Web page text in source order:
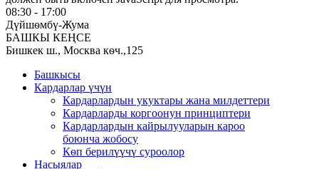
08:30 - 17:00
Дүйшѳмбү-Жума
БАШКЫ КЕҢСЕ
Бишкек ш., Москва кѳч.,125
Башкысы
Кардарлар үчүн
Кардарлардын укуктары жана милдеттери
Кардарларды коргоонун принциптери
Кардарлардын кайрылууларын кароо
боюнча жобосу
Кѳп берилүүчү суроолор
Насыялар